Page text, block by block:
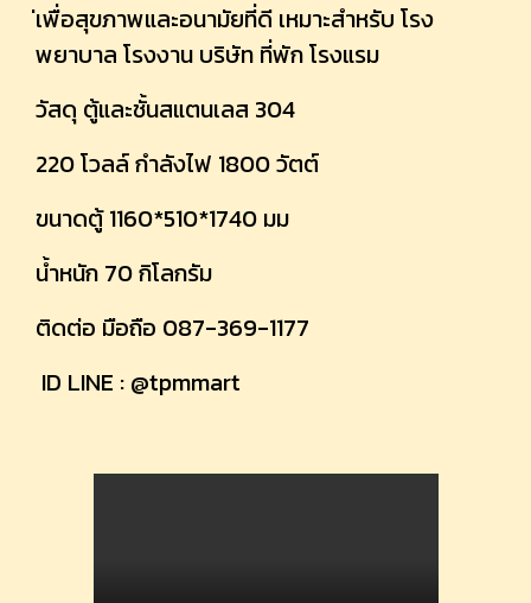
่เพื่อสุขภาพและอนามัยที่ดี เหมาะสำหรับ โรง
พยาบาล โรงงาน บริษัท ที่พัก โรงแรม
วัสดุ ตู้และชั้นสแตนเลส 304
220 โวลล์ กำลังไฟ 1800 วัตต์
ขนาดตู้ 1160*510*1740 มม
น้ำหนัก 70 กิโลกรัม
ติดต่อ มือถือ 087-369-1177
ID LINE : @tpmmart